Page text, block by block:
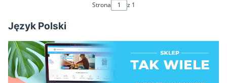
Strona z 1
Język Polski